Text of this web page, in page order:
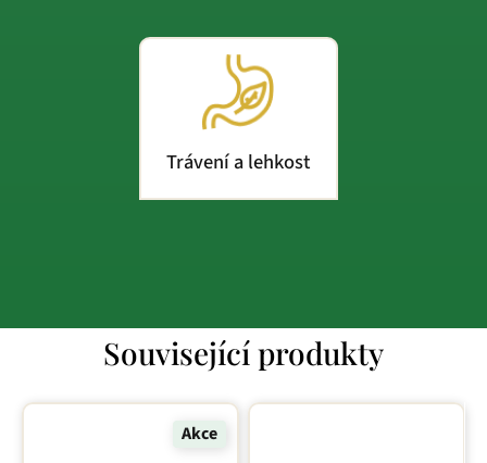
Trávení a lehkost
Související produkty
Akce